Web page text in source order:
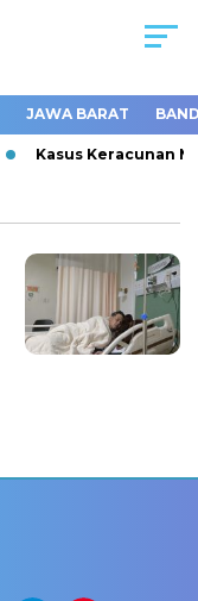
JAWA BARAT
Kasus Keracunan